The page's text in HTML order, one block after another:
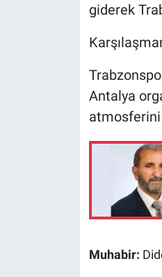
giderek
Antalya
atmosferini
Muhabir: